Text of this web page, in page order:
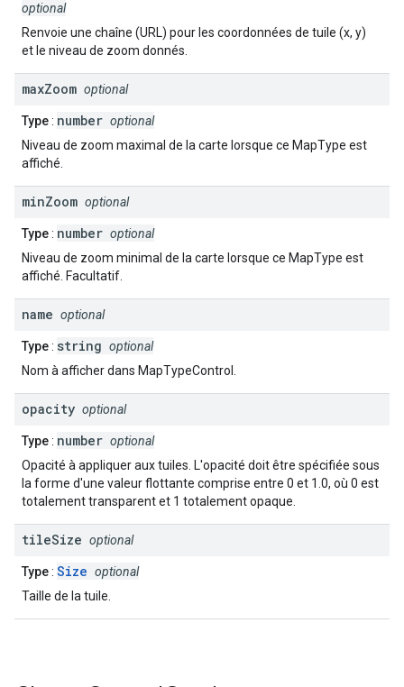
optional
Renvoie une chaîne (URL) pour les coordonnées de tuile (x, y)
et le niveau de zoom donnés.
maxZoom optional
Type: number optional
Niveau de zoom maximal de la carte lorsque ce MapType est
affiché.
minZoom optional
Type: number optional
Niveau de zoom minimal de la carte lorsque ce MapType est
affiché. Facultatif.
name optional
Type: string optional
Nom à afficher dans MapTypeControl.
opacity optional
Type: number optional
Opacité à appliquer aux tuiles. L'opacité doit être spécifiée sous
la forme d'une valeur flottante comprise entre 0 et 1.0, où 0 est
totalement transparent et 1 totalement opaque.
tileSize optional
Type: Size optional
Taille de la tuile.